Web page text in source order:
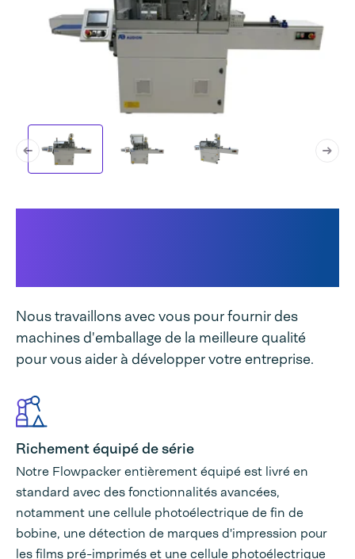
Nous travaillons avec vous pour fournir des
machines d'emballage de la meilleure qualité
pour vous aider à développer votre entreprise.
Richement équipé de série
Notre Flowpacker entièrement équipé est livré en
standard avec des fonctionnalités avancées,
notamment une cellule photoélectrique de fin de
bobine, une détection de marques d'impression pour
les films pré-imprimés et une cellule photoélectrique